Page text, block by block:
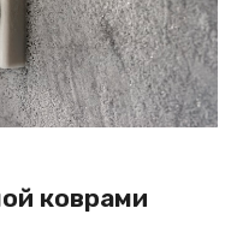
коврами